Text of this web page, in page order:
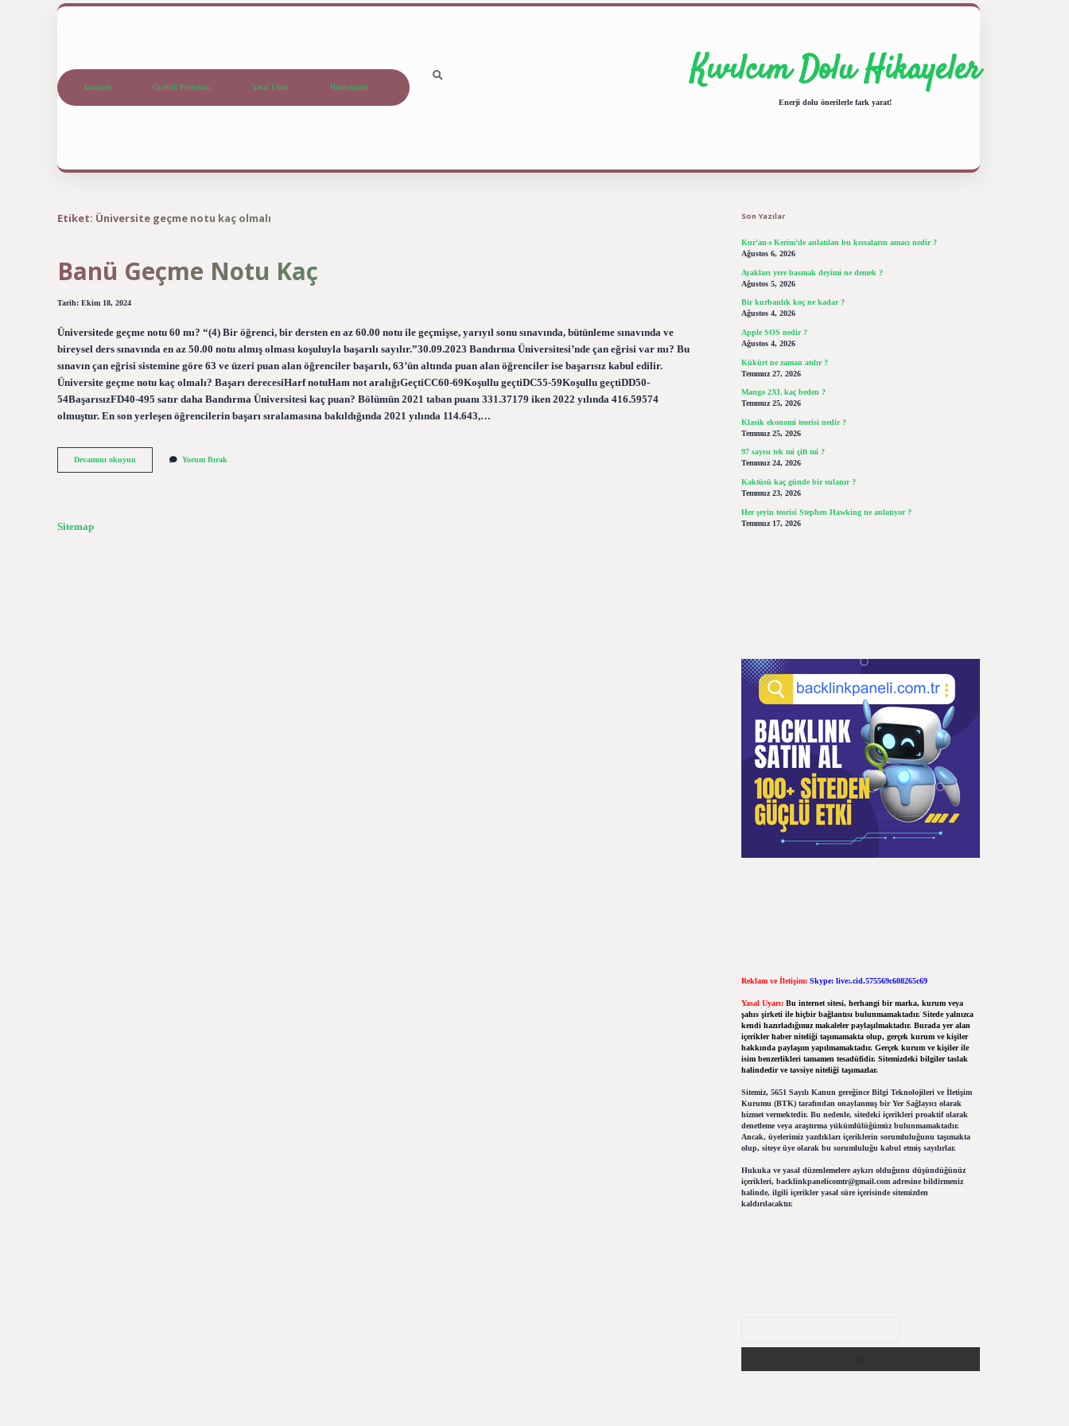
Anasayfa Gizlilik Politikası Yasal Uyarı Hakkımızda Kıvılcım Dolu Hikayeler
Enerji dolu önerilerle fark yarat!
Etiket: Üniversite geçme notu kaç olmalı
Banü Geçme Notu Kaç
Tarih: Ekim 18, 2024
Üniversitede geçme notu 60 mı? “(4) Bir öğrenci, bir dersten en az 60.00 notu ile geçmişse, yarıyıl sonu sınavında, bütünleme sınavında ve
bireysel ders sınavında en az 50.00 notu almış olması koşuluyla başarılı sayılır.”30.09.2023 Bandırma Üniversitesi’nde çan eğrisi var mı? Bu
sınavın çan eğrisi sistemine göre 63 ve üzeri puan alan öğrenciler başarılı, 63’ün altında puan alan öğrenciler ise başarısız kabul edilir.
Üniversite geçme notu kaç olmalı? Başarı derecesiHarf notuHam not aralığıGeçtiCC60-69Koşullu geçtiDC55-59Koşullu geçtiDD50-
54BaşarısızFD40-495 satır daha Bandırma Üniversitesi kaç puan? Bölümün 2021 taban puanı 331.37179 iken 2022 yılında 416.59574
olmuştur. En son yerleşen öğrencilerin başarı sıralamasına bakıldığında 2021 yılında 114.643,…
Devamını okuyun
Geçme
Yorum Bırak
Sitemap
Son Yazılar
Kur’an-ı Kerim’de anlatılan bu kıssaların amacı nedir ?
Ağustos 6, 2026
Ayakları yere basmak deyimi ne demek ?
Ağustos 5, 2026
Bir kurbanlık koç ne kadar ?
Ağustos 4, 2026
Apple SOS nedir ?
Ağustos 4, 2026
Kükürt ne zaman atılır ?
Temmuz 27, 2026
Mango 2XL kaç beden ?
Temmuz 25, 2026
Klasik ekonomi teorisi nedir ?
Temmuz 25, 2026
97 sayısı tek mi çift mi ?
Temmuz 24, 2026
Kaktüsü kaç günde bir sulanır ?
Temmuz 23, 2026
Her şeyin teorisi Stephen Hawking ne anlatıyor ?
Temmuz 17, 2026
Reklam ve İletişim: Skype: live:.cid.575569c608265c69
Yasal Uyarı: Bu internet sitesi, herhangi bir marka, kurum veya
şahıs şirketi ile hiçbir bağlantısı bulunmamaktadır. Sitede yalnızca
kendi hazırladığımız makaleler paylaşılmaktadır. Burada yer alan
içerikler haber niteliği taşımamakta olup, gerçek kurum ve kişiler
hakkında paylaşım yapılmamaktadır. Gerçek kurum ve kişiler ile
isim benzerlikleri tamamen tesadüfidir. Sitemizdeki bilgiler taslak
halindedir ve tavsiye niteliği taşımazlar.
Sitemiz, 5651 Sayılı Kanun gereğince Bilgi Teknolojileri ve İletişim
Kurumu (BTK) tarafından onaylanmış bir Yer Sağlayıcı olarak
hizmet vermektedir. Bu nedenle, sitedeki içerikleri proaktif olarak
denetleme veya araştırma yükümlülüğümüz bulunmamaktadır.
Ancak, üyelerimiz yazdıkları içeriklerin sorumluluğunu taşımakta
olup, siteye üye olarak bu sorumluluğu kabul etmiş sayılırlar.
Hukuka ve yasal düzenlemelere aykırı olduğunu düşündüğünüz
içerikleri, backlinkpanelicomtr@gmail.comadresine bildirmeniz
halinde, ilgili içerikler yasal süre içerisinde sitemizden
kaldırılacaktır.